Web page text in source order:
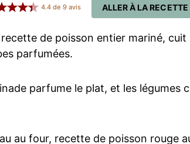
ALLER À LA RECETTE
4.4 de9 avis
de poisson entier mariné,
parfumées.
parfume le plat, et les légumes